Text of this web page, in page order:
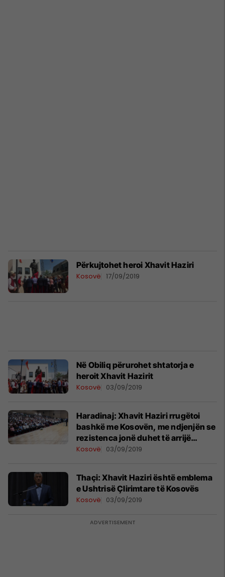
Përkujtohet heroi Xhavit Haziri
Kosovë 17/09/2019
Në Obiliq përurohet shtatorja e
heroit Xhavit Hazirit
Kosovë 03/09/2019
Haradinaj: Xhavit Haziri rrugëtoi
bashkë me Kosovën, me ndjenjën se
rezistenca jonë duhet të arrijë
kulmin e vet
Kosovë 03/09/2019
Thaçi: Xhavit Haziri është emblema
e Ushtrisë Çlirimtare të Kosovës
Kosovë 03/09/2019